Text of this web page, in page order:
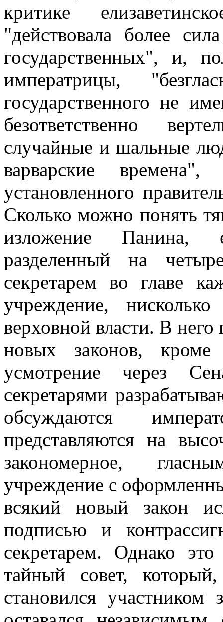
критике
"действовала более
государственных", и,
императрицы,
государственного не
безответственно
случайные и шальные
варварские
установленного
Сколько можно понять
изложение Панина,
разделенный на
секретарем во главе
учреждение,
верховной власти. В
новых законов,
усмотрение через
секретарями
обсуждаются
представляются на
закономерное,
учреждение с
всякий новый закон
подписью и
секретарем. Однако
тайный совет,
становился участником